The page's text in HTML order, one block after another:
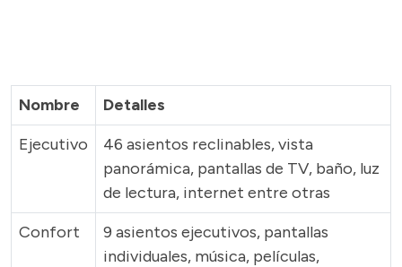
Nombre
Detalles
Ejecutivo
46 asientos reclinables, vista
panorámica, pantallas de TV, baño, luz
de lectura, internet entre otras
Confort
9 asientos ejecutivos, pantallas
individuales, música, películas,